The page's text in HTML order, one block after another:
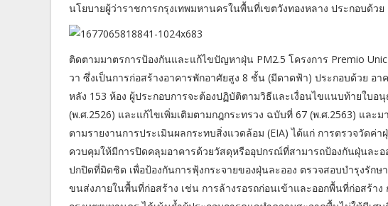
นโยบายผู้ว่าราชการกรุงเทพมหานครในพื้นที่เขตวังทองหลาง ประกอบด้วย
ติดตามมาตรการป้องกันและแก้ไขปัญหาฝุ่น PM2.5 โครงการ Premio
วา ซึ่งเป็นการก่อสร้างอาคารพักอาศัยสูง 8 ชั้น (มีดาดฟ้า) ประกอบด้วย อ
หลัง 153 ห้อง ผู้ประกอบการจะต้องปฏิบัติตามวิธีและเงื่อนไขแนบท้ายใบ
(พ.ศ.2526) และแก้ไขเพิ่มเติมตามกฎกระทรวง ฉบับที่ 67 (พ.ศ.2563) แล
ตามรายงานการประเมินผลกระทบสิ่งแวดล้อม (EIA) ได้แก่ การตรวจวัด
ควบคุมให้มีการปิดคลุมอาคารด้วยวัสดุหรืออุปกรณ์ที่สามารถป้องกันฝุ่นละอ
ปกปิดที่มิดชิด เพื่อป้องกันการฟุ้งกระจายของฝุ่นละออง ตรวจสอบบำรุงรักษ
ขนส่งภายในพื้นที่ก่อสร้าง เช่น การล้างรอรถก่อนเข้าและออกพื้นที่ก่อสร้า